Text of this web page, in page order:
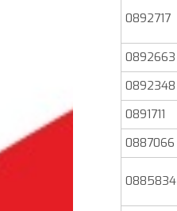
0892717
0892663
0892348
0891711
0887066
0885834